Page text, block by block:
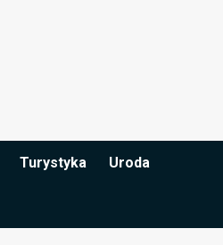
Turystyka Uroda